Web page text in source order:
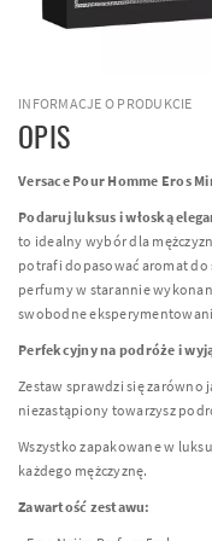
INFORMACJE O PRODUKCIE
OPIS
Versace Pour Homme Eros
Podaruj luksus i włoską
to idealny wybór dla
potrafi dopasować aromat
perfumy w starannie
swobodne
Perfekcyjny na podróże i
Zestaw sprawdzi się zarówno
niezastąpiony towarzysz
Wszystko zapakowane w
każdego mężczyznę.
Zawartość zestawu: